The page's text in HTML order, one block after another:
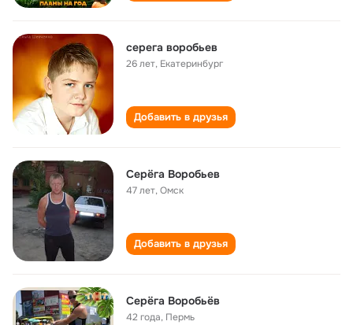
серега воробьев
26 лет, Екатеринбург
Добавить в друзья
Серёга Воробьев
47 лет,Омск
Добавить в друзья
Серёга Воробьёв
42 года, Пермь